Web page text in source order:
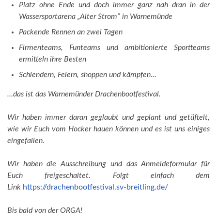
Platz ohne Ende und doch immer ganz nah dran in der
Wassersportarena „Alter Strom“ in Warnemünde
Packende Rennen an zwei Tagen
Firmenteams, Funteams und ambitionierte Sportteams
ermitteln ihre Besten
Schlendern, Feiern, shoppen und kämpfen…
…das ist das Warnemünder Drachenbootfestival.
Wir haben immer daran geglaubt und geplant und getüftelt,
wie wir Euch vom Hocker hauen können und es ist uns einiges
eingefallen.
Wir haben die Ausschreibung und das Anmeldeformular für
Euch freigeschaltet. Folgt einfach dem
Link https://drachenbootfestival.sv-breitling.de/
Bis bald von der ORGA!